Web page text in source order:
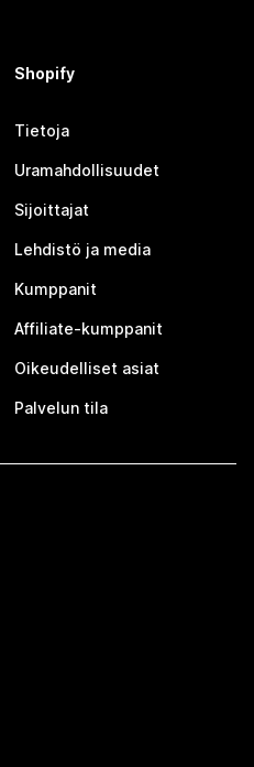
Shopify
Tietoja
Uramahdollisuudet
Sijoittajat
Lehdistö ja media
Kumppanit
Affiliate-kumppanit
Oikeudelliset asiat
Palvelun tila